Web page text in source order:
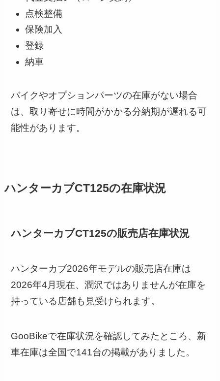
点検整備
保険加入
登録
納車
バイクやオプションパーツの在庫がない場合
は、取り寄せに時間がかかる分納期が遅れる可
能性があります。
ハンターカブCT125の在庫状況
ハンターカブCT125の販売店在庫状況
ハンターカブ2026年モデルの販売店在庫は
2026年4月現在、潤沢ではありませんが在庫を
持っている店舗も見受けられます。
GooBikeで在庫状況を確認してみたところ、新
車在庫は全国で141台の掲載がありました。